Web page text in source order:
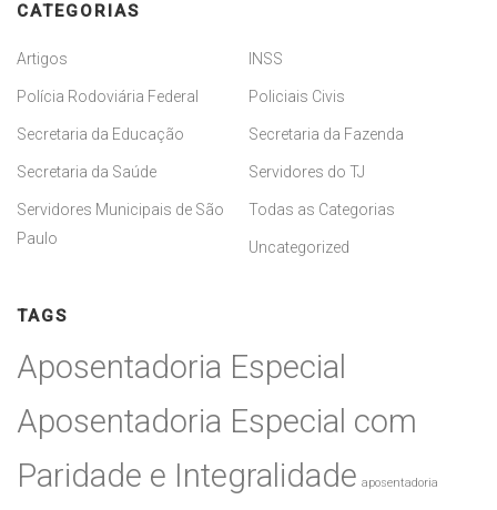
CATEGORIAS
Artigos INSS
Polícia Rodoviária Federal Policiais Civis
Secretaria da Educação Secretaria da Fazenda
Secretaria da Saúde Servidores do TJ
Servidores Municipais de São
Paulo
Todas as Categorias
Uncategorized
TAGS
Aposentadoria Especial
Aposentadoria Especial com
Paridade e Integralidade aposentadoria